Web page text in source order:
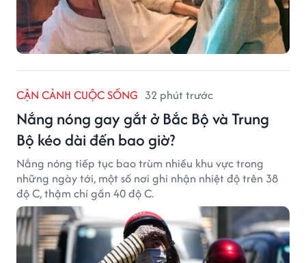
CẬN CẢNH CUỘC SỐNG 32 phút trước
Nắng nóng gay gắt ở Bắc Bộ và Trung
Bộ kéo dài đến bao giờ?
Nắng nóng tiếp tục bao trùm nhiều khu vực trong
những ngày tới, một số nơi ghi nhận nhiệt độ trên 38
độ C, thậm chí gần 40 độ C.